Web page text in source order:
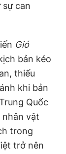
can
Gió
bản kéo
thiếu
khi bản
Quốc
vật
trong
trở nên